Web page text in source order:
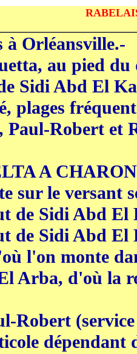
à Orléansville.-
au pied
Sidi Abd El
plages
Paul-Robert et
A
sur le
de Sidi Abd El
de Sidi Abd El
l'on monte
Arba, d'où la
Robert
dépendant